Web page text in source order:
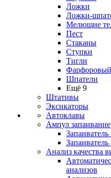
Ложки
Ложки-
Мелющие
Пест
Стаканы
Ступки
Тигли
Шпатели
Ещё 9
Штативы
Эксикаторы
Автоклавы
Ампул запаивание
Анализ качества
анализов